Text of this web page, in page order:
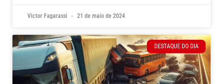
Victor Fagarassi 21 de maio de 2024
DESTAQUE DO DIA